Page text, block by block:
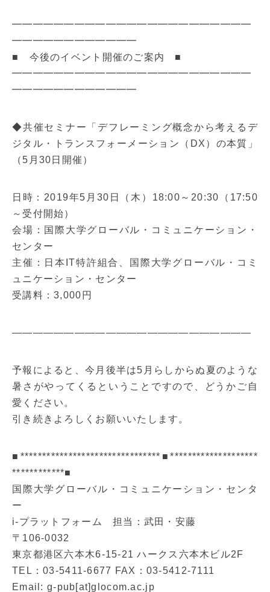
━━━━━━━━━━━━━━━━━━━━━━━
━━━━━━━━━━━━
■ 今後のイベント開催のご案内 ■
━━━━━━━━━━━━━━━━━━━━━━━
━━━━━━━━━━━━
◆共催セミナー「デフレーミング概念から考えるデ
ジタル・トランスフォーメーション（DX）の本質」
（5月30日開催）
日時：2019年5月30日（木）18:00～20:30（17:50
～受付開始）
会場：国際大学グローバル・コミュニケーション・
センター
主催：日本IT特許組合、国際大学グローバル・コミ
ュニケーション・センター
受講料：3,000円
———————————————————————
予報によると、今月後半は5月らしからぬ夏のような
暑さがやってくるということですので、どうかご自
愛ください。
引き続きよろしくお願いいたします。
■********************************■********************
************■
国際大学グローバル・コミュニケーション・センタ
ー
i-プラットフォーム 担当：武田・安藤
〒106-0032
東京都港区六本木6-15-21 ハークス六本木ビル2F
TEL：03-5411-6677 FAX：03-5412-7111
Email: g-pub[at]glocom.ac.jp